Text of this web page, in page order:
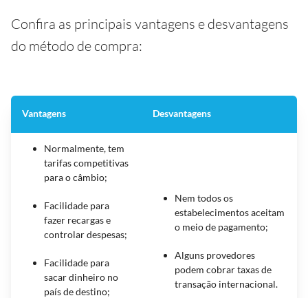
Confira as principais vantagens e desvantagens
do método de compra:
Vantagens Desvantagens
Normalmente, tem
tarifas competitivas
para o câmbio;
Facilidade para
fazer recargas e
controlar despesas;
Facilidade para
sacar dinheiro no
país de destino;
Nem todos os
estabelecimentos aceitam
o meio de pagamento;
Alguns provedores
podem cobrar taxas de
transação internacional.